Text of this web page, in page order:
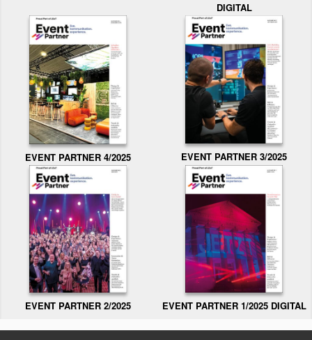
DIGITAL
EVENT PARTNER 4/2025 EVENT PARTNER 3/2025
EVENT PARTNER 2/2025 EVENT PARTNER 1/2025 DIGITAL